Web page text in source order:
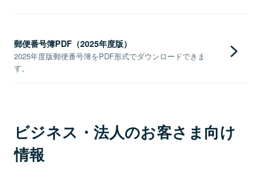
郵便番号簿PDF（2025年度版）
2025年度版郵便番号簿をPDF形式でダウンロードできま
す。
ビジネス・法人のお客さま向け
情報